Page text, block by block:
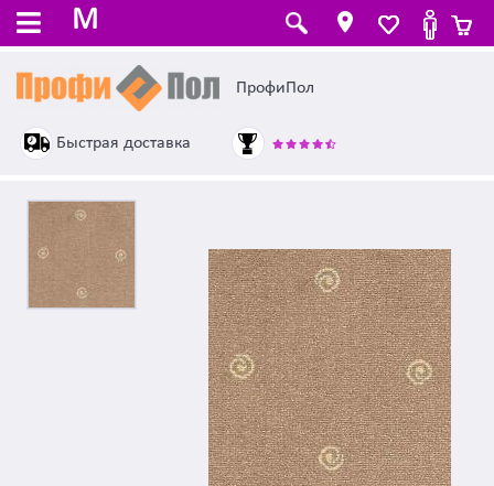
M
ПрофиПол
Быстрая доставка